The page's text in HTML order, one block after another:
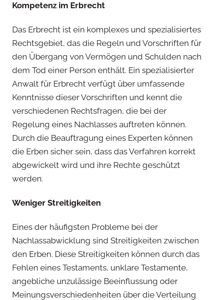
Kompetenz im Erbrecht
Das Erbrecht ist ein komplexes und spezialisiertes
Rechtsgebiet, das die Regeln und Vorschriften für
den Übergang von Vermögen und Schulden nach
dem Tod einer Person enthält. Ein spezialisierter
Anwalt für Erbrecht verfügt über umfassende
Kenntnisse dieser Vorschriften und kennt die
verschiedenen Rechtsfragen, die bei der
Regelung eines Nachlasses auftreten können.
Durch die Beauftragung eines Experten können
die Erben sicher sein, dass das Verfahren korrekt
abgewickelt wird und ihre Rechte geschützt
werden.
Weniger Streitigkeiten
Eines der häufigsten Probleme bei der
Nachlassabwicklung sind Streitigkeiten zwischen
den Erben. Diese Streitigkeiten können durch das
Fehlen eines Testaments, unklare Testamente,
angebliche unzulässige Beeinflussung oder
Meinungsverschiedenheiten über die Verteilung